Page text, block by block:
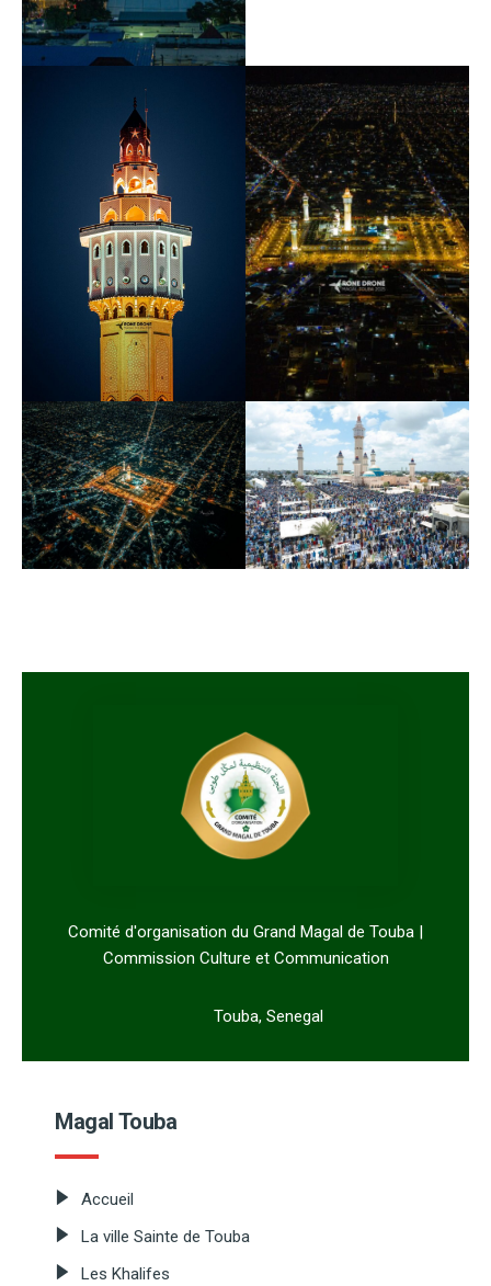
Comité d'organisation du Grand Magal de Touba |
Commission Culture et Communication
Touba, Senegal
Magal Touba
Accueil
La ville Sainte de Touba
Les Khalifes